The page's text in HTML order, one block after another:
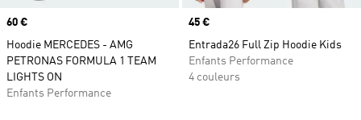
Prix
60 €
Hoodie MERCEDES - AMG
PETRONAS FORMULA 1 TEAM
LIGHTS ON
Enfants Performance
Prix
45 €
Entrada26 Full Zip Hoodie Kids
Enfants Performance
4 couleurs